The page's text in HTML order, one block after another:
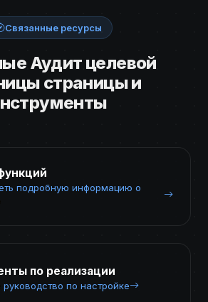
Связанные ресурсы
Аудит целевой
страницы и
подробную информацию о
по реализации
руководство по настройке